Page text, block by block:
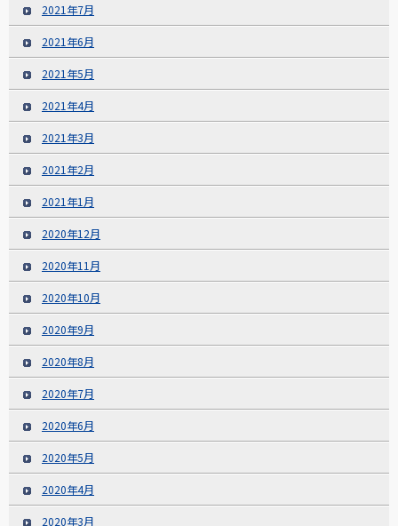
2021年7月
2021年6月
2021年5月
2021年4月
2021年3月
2021年2月
2021年1月
2020年12月
2020年11月
2020年10月
2020年9月
2020年8月
2020年7月
2020年6月
2020年5月
2020年4月
2020年3月